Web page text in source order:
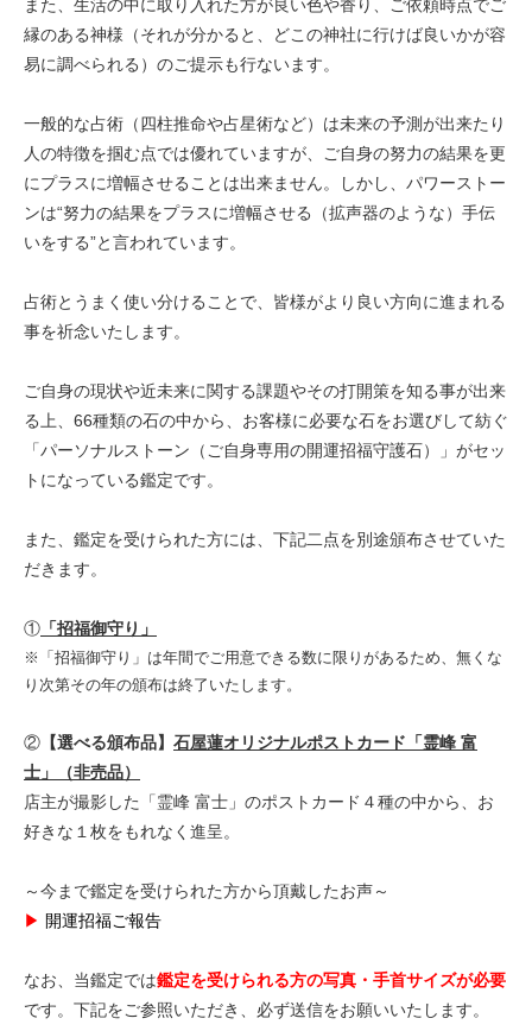
また、生活の中に取り入れた方が良い色や香り、ご依頼時点でご
縁のある神様（それが分かると、どこの神社に行けば良いかが容
易に調べられる）のご提示も行ないます。
一般的な占術（四柱推命や占星術など）は未来の予測が出来たり
人の特徴を掴む点では優れていますが、ご自身の努力の結果を更
にプラスに増幅させることは出来ません。しかし、パワーストー
ンは“努力の結果をプラスに増幅させる（拡声器のような）手伝
いをする”と言われています。
占術とうまく使い分けることで、皆様がより良い方向に進まれる
事を祈念いたします。
ご自身の現状や近未来に関する課題やその打開策を知る事が出来
る上、66種類の石の中から、お客様に必要な石をお選びして紡ぐ
「パーソナルストーン（ご自身専用の開運招福守護石）」がセッ
トになっている鑑定です。
また、鑑定を受けられた方には、下記二点を別途頒布させていた
だきます。
① 「招福御守り」
※「招福御守り」は年間でご用意できる数に限りがあるため、無くな
り次第その年の頒布は終了いたします。
② 【選べる頒布品】 石屋蓮オリジナルポストカード「霊峰 富
士」（非売品）
店主が撮影した「霊峰 富士」のポストカード４種の中から、お
好きな１枚をもれなく進呈。
～今まで鑑定を受けられた方から頂戴したお声～
▶ 開運招福ご報告
なお、当鑑定では鑑定を受けられる方の写真・手首サイズが必要
です。下記をご参照いただき、必ず送信をお願いいたします。